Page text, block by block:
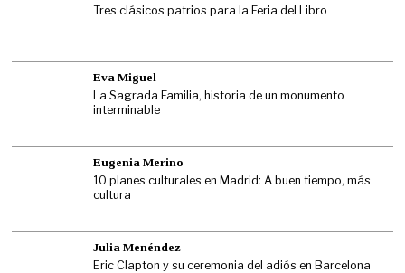
Tres clásicos patrios para la Feria del Libro
Eva Miguel
La Sagrada Familia, historia de un monumento
interminable
Eugenia Merino
10 planes culturales en Madrid: A buen tiempo, más
cultura
Julia Menéndez
Eric Clapton y su ceremonia del adiós en Barcelona